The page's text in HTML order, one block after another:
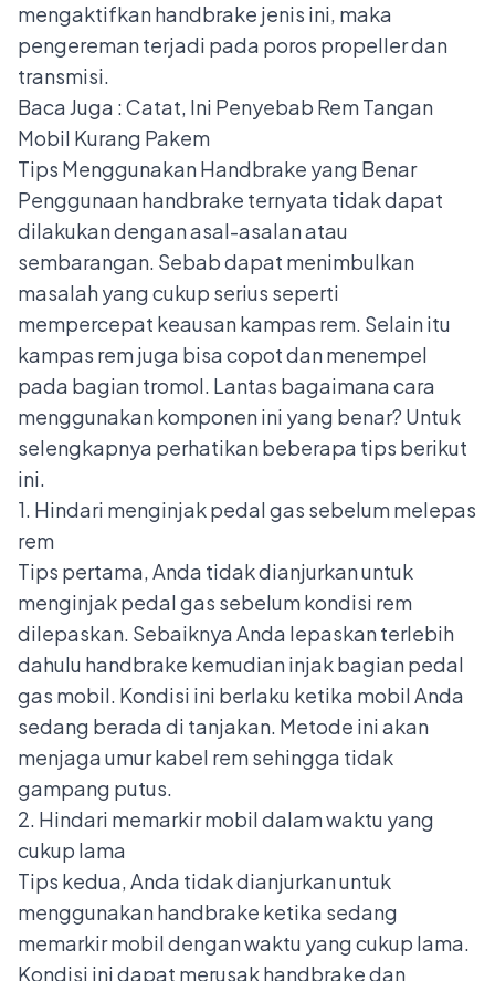
mengaktifkan handbrake jenis ini, maka
pengereman terjadi pada poros propeller dan
transmisi.
Baca Juga :Catat, Ini Penyebab Rem Tangan
Mobil Kurang Pakem
Tips Menggunakan Handbrake yang Benar
Penggunaan handbrake ternyata tidak dapat
dilakukan dengan asal-asalan atau
sembarangan. Sebab dapat menimbulkan
masalah yang cukup serius seperti
mempercepat keausan kampas rem. Selain itu
kampas rem juga bisa copot dan menempel
pada bagian tromol. Lantas bagaimana cara
menggunakan komponen ini yang benar? Untuk
selengkapnya perhatikan beberapa tips berikut
ini.
1. Hindari menginjak pedal gas sebelum melepas
rem
Tips pertama, Anda tidak dianjurkan untuk
menginjak pedal gas sebelum kondisi rem
dilepaskan. Sebaiknya Anda lepaskan terlebih
dahulu handbrake kemudian injak bagian pedal
gas mobil. Kondisi ini berlaku ketika mobil Anda
sedang berada di tanjakan. Metode ini akan
menjaga umur kabel rem sehingga tidak
gampang putus.
2. Hindari memarkir mobil dalam waktu yang
cukup lama
Tips kedua, Anda tidak dianjurkan untuk
menggunakan handbrake ketika sedang
memarkir mobil dengan waktu yang cukup lama.
Kondisi ini dapat merusak handbrake dan